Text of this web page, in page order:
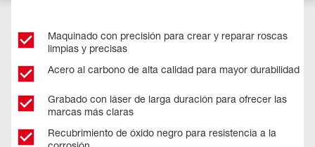
Maquinado con precisión para crear y reparar roscas
limpias y precisas
Acero al carbono de alta calidad para mayor durabilidad
Grabado con láser de larga duración para ofrecer las
marcas más claras
Recubrimiento de óxido negro para resistencia a la